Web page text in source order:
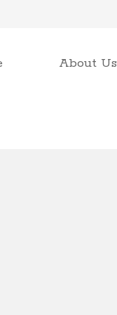
About Us